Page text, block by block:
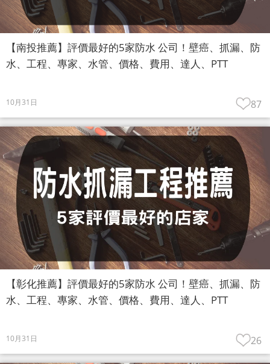
【南投推薦】評價最好的5家防水 公司！壁癌、抓漏、防
水、工程、專家、水管、價格、費用、達人、PTT
10月31日 87
【彰化推薦】評價最好的5家防水 公司！壁癌、抓漏、防
水、工程、專家、水管、價格、費用、達人、PTT
10月31日 26